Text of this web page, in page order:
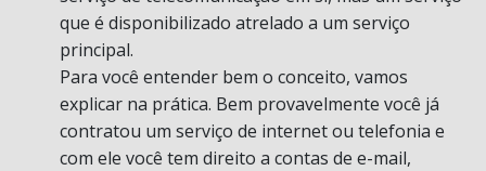
que é disponibilizado atrelado a um serviço
principal.
Para você entender bem o conceito, vamos
explicar na prática. Bem provavelmente você já
contratou um serviço de internet ou telefonia e
com ele você tem direito a contas de e-mail,